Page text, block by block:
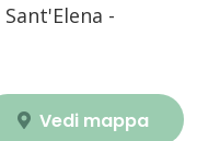
-
Vedi mappa